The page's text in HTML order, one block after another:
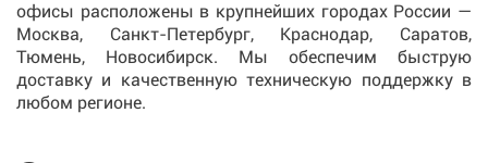
офисы расположены в крупнейших городах России —
Москва, Санкт-Петербург, Краснодар, Саратов,
Тюмень, Новосибирск. Мы обеспечим быструю
доставку и качественную техническую поддержку в
любом регионе.